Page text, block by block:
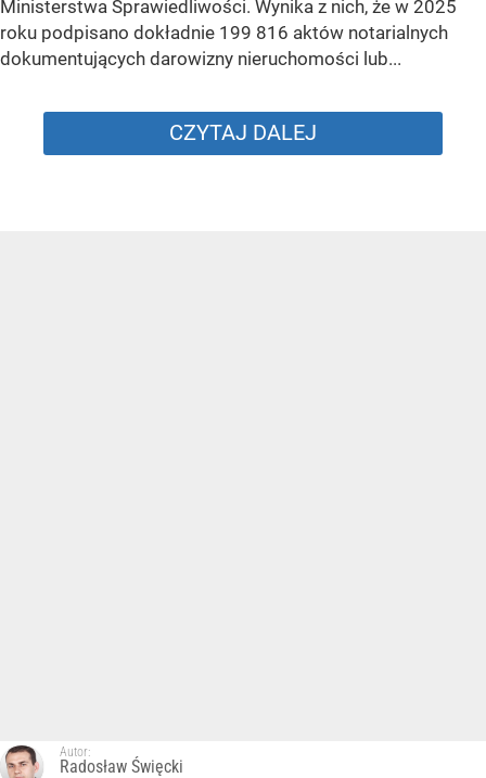
Ministerstwa Sprawiedliwości. Wynika z nich, że w 2025
roku podpisano dokładnie 199 816 aktów notarialnych
dokumentujących darowizny nieruchomości lub...
CZYTAJ DALEJ
Autor:
Radosław Święcki